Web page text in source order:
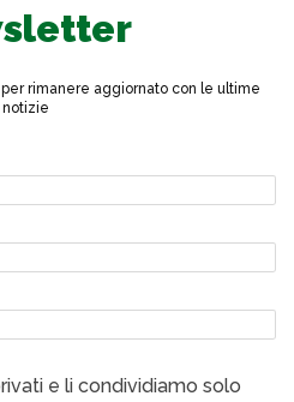
rimanere aggiornato con le ultime
notizie
e li condividiamo solo